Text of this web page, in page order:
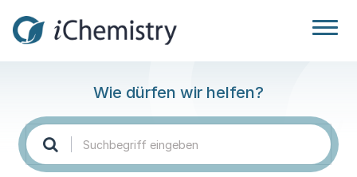
Wie dürfen wir helfen?